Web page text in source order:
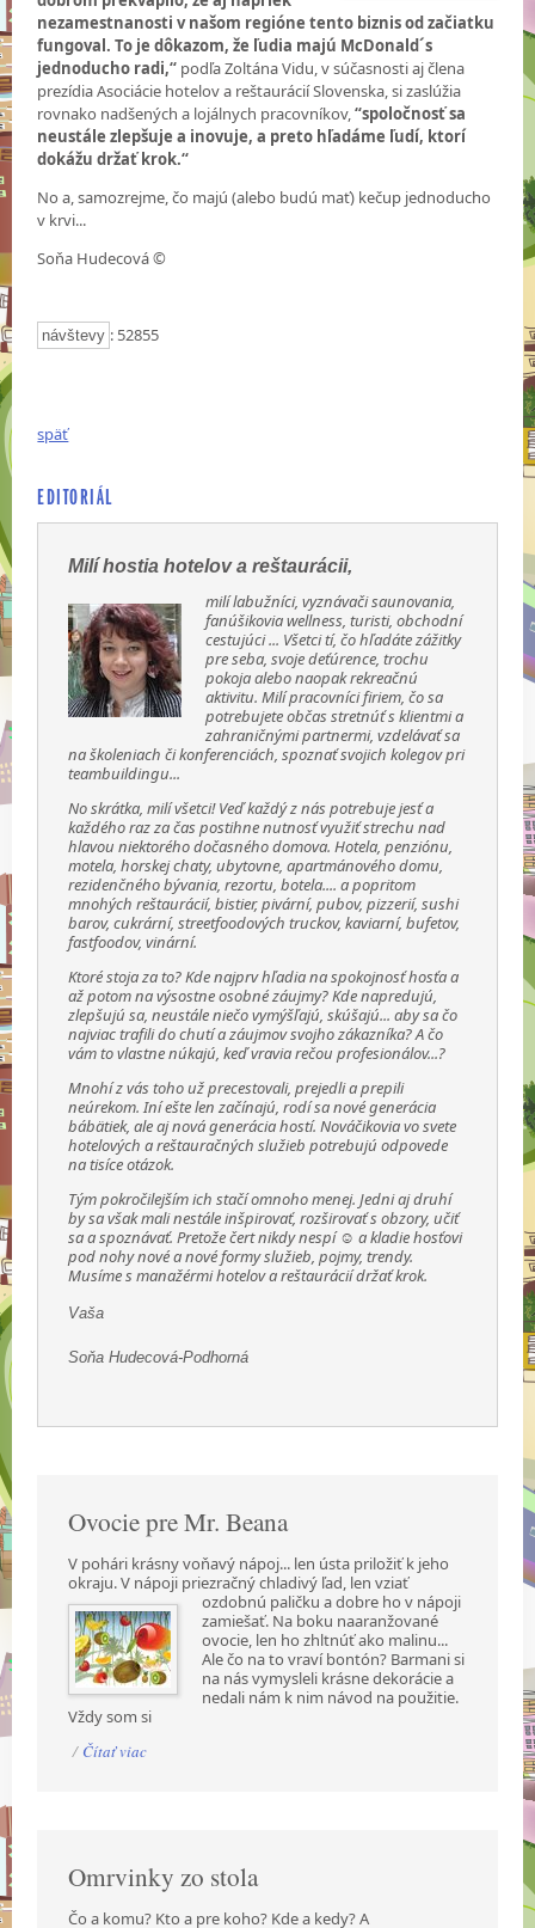
nezamestnanosti v našom regióne tento biznis od začiatku
fungoval. To je dôkazom, že ľudia majú McDonald´s
jednoducho radi,“ podľa Zoltána Vidu, v súčasnosti aj člena
prezídia Asociácie hotelov a reštaurácií Slovenska, si zaslúžia
rovnako nadšených a lojálnych pracovníkov,“spoločnosť sa
neustále zlepšuje a inovuje, a preto hľadáme ľudí, ktorí
dokážu držať krok.“
No a, samozrejme, čo majú (alebo budú mať) kečup jednoducho
v krvi...
Soňa Hudecová ©
návštevy : 52855
späť
EDITORIÁL
Milí hostia hotelov a reštaurácii,
milí labužníci, vyznávači saunovania,
fanúšikovia wellness, turisti, obchodní
cestujúci ... Všetci tí, čo hľadáte zážitky
pre seba, svoje deťúrence, trochu
pokoja alebo naopak rekreačnú
aktivitu. Milí pracovníci firiem, čo sa
potrebujete občas stretnúť s klientmi a
zahraničnými partnermi, vzdelávať sa
na školeniach či konferenciách, spoznať svojich kolegov pri
teambuildingu...
No skrátka, milí všetci! Veď každý z nás potrebuje jesť a
každého raz za čas postihne nutnosť využiť strechu nad
hlavou niektorého dočasného domova. Hotela, penziónu,
motela, horskej chaty, ubytovne, apartmánového domu,
rezidenčného bývania, rezortu, botela.... a popritom
mnohých reštaurácií, bistier, pivární, pubov, pizzerií, sushi
barov, cukrární, streetfoodových truckov, kaviarní, bufetov,
fastfoodov, vinární.
Ktoré stoja za to? Kde najprv hľadia na spokojnosť hosťa a
až potom na výsostne osobné záujmy? Kde napredujú,
zlepšujú sa, neustále niečo vymýšľajú, skúšajú... aby sa čo
najviac trafili do chutí a záujmov svojho zákazníka? A čo
vám to vlastne núkajú, keď vravia rečou profesionálov...?
Mnohí z vás toho už precestovali, prejedli a prepili
neúrekom. Iní ešte len začínajú, rodí sa nové generácia
bábätiek, ale aj nová generácia hostí. Nováčikovia vo svete
hotelových a reštauračných služieb potrebujú odpovede
na tisíce otázok.
Tým pokročilejším ich stačí omnoho menej. Jedni aj druhí
by sa však mali nestále inšpirovať, rozširovať s obzory, učiť
sa a spoznávať. Pretože čert nikdy nespí ☺ a kladie hosťovi
pod nohy nové a nové formy služieb, pojmy, trendy.
Musíme s manažérmi hotelov a reštaurácií držať krok.
Vaša
Soňa Hudecová-Podhorná
Ovocie pre Mr. Beana
V pohári krásny voňavý nápoj... len ústa priložiť k jeho
okraju. V nápoji priezračný chladivý ľad, len vziať
ozdobnú paličku a dobre ho v nápoji
zamiešať. Na boku naaranžované
ovocie, len ho zhltnúť ako malinu...
Ale čo na to vraví bontón? Barmani si
na nás vymysleli krásne dekorácie a
nedali nám k nim návod na použitie.
Vždy som si
/ Čítať viac
Omrvinky zo stola
Čo a komu? Kto a pre koho? Kde a kedy? A